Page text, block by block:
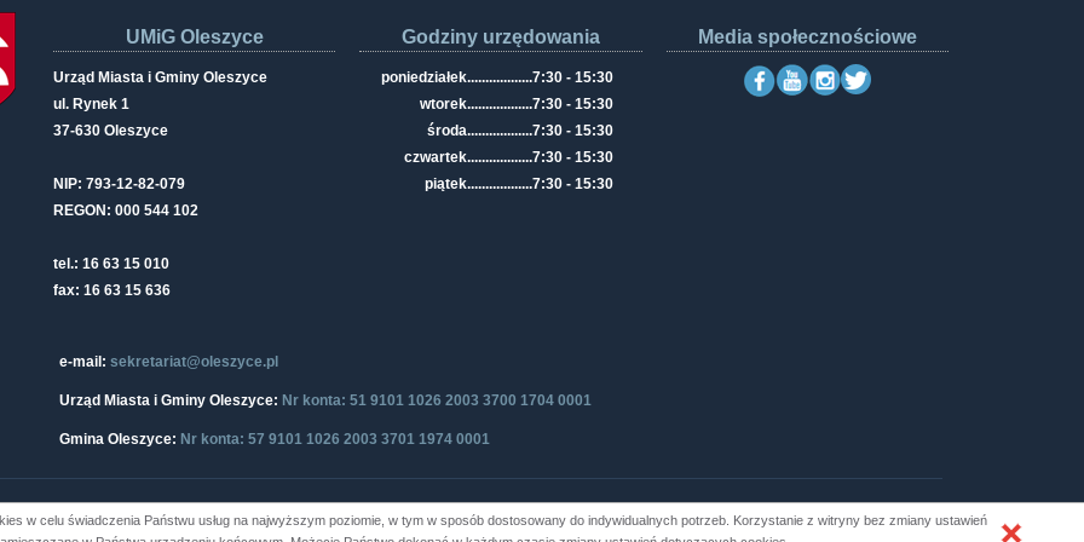
UMiG Oleszyce
Urząd Miasta i Gminy Oleszyce
ul. Rynek 1
37-630 Oleszyce
NIP: 793-12-82-079
REGON: 000 544 102
tel.: 16 63 15 010
fax: 16 63 15 636
Godziny urzędowania
poniedziałek..................7:30 - 15:30
wtorek..................7:30 - 15:30
środa..................7:30 - 15:30
czwartek..................7:30 - 15:30
piątek..................7:30 - 15:30
Media społecznościowe
e-mail: sekretariat@oleszyce.pl
Urząd Miasta i Gminy Oleszyce: Nr konta: 51 9101 1026 2003 3700 1704 0001
Gmina Oleszyce: Nr konta: 57 9101 1026 2003 3701 1974 0001
Oleszyce Produkcja i hosting: ZETO-RZESZÓW
w celu świadczenia Państwu usług na najwyższym poziomie, w tym w sposób dostosowany do indywidualnych potrzeb. Korzystanie z witryny bez zmiany ustawień